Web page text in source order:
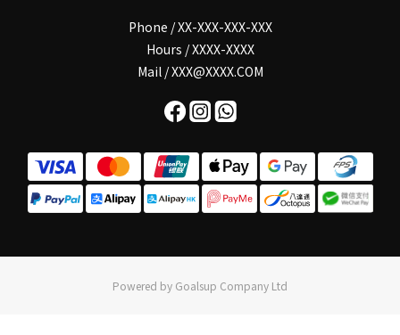
Phone / XX-XXX-XXX-XXX
Hours / XXXX-XXXX
Mail / XXX@XXXX.COM
Powered by Goalsup Company Ltd